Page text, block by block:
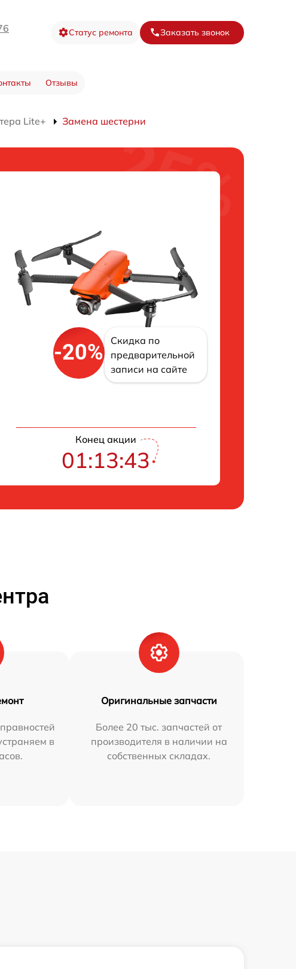
Статус ремонта Заказать звонок
Отзывы
Lite+ Замена шестерни
-20%
Скидка по
предварительной
записи на сайте
Конец акции
01:13:42
в
Оригинальные запчасти
Более 20 тыс. запчастей от
производителя в наличии на
собственных складах.